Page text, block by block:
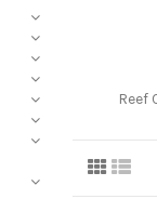
Reef